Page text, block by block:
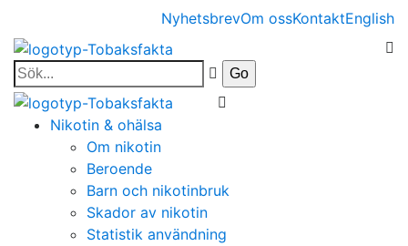
NyhetsbrevOm ossKontaktEnglish
Nikotin & ohälsa
Om nikotin
Beroende
Barn och nikotinbruk
Skador av nikotin
Statistik användning